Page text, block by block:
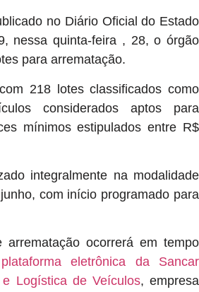
no Diário Oficial do Estado
nessa quinta-feira , 28, o órgão
para arrematação.
218 lotes classificados como
considerados aptos para
mínimos estipulados entre R$
integralmente na modalidade
com início programado para
arrematação ocorrerá em tempo
plataforma eletrônica da Sancar
Logística de Veículos, empresa